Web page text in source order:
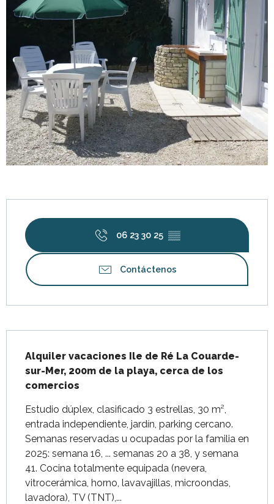
06 23 30 25 ▒▒
Contáctenos
Alquiler vacaciones Ile de Ré La Couarde-
sur-Mer, 200m de la playa, cerca de los
comercios
Estudio dúplex, clasificado 3 estrellas, 30 m²,
entrada independiente, jardín, parking cercano.
Semanas reservadas u ocupadas por la familia en
2025: semana 16, ... semanas 20 a 38, y semana
41. Cocina totalmente equipada (nevera,
vitrocerámica, horno, lavavajillas, microondas,
lavadora), TV (TNT),...